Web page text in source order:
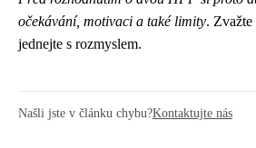
očekávání, motivaci a také limity. Zvažte
jednejte s rozmyslem.
Našli jste v článku chybu?Kontaktujte nás